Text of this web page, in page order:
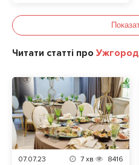
продукти позитивно
Читати статті про Ужгород
07.07.23 7 хв 8416